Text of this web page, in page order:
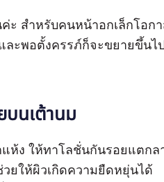
ะ สำหรับคนหน้าอกเล็กโอ
ะพอตั้งครรภ์ก็จะขยายขึ้นไ
นเต้านม
ห้ง ให้ทาโลชั่นกันรอยแตกล
ยให้ผิวเกิดความยืดหยุ่นได้